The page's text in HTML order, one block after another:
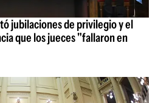
jubilaciones de privilegio y el
que los jueces "fallaron en